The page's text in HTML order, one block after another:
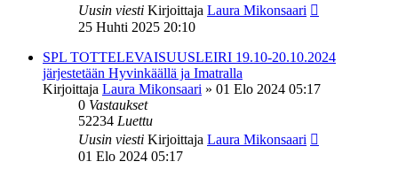
Uusin viesti Kirjoittaja Laura Mikonsaari
25 Huhti 2025 20:10
SPL TOTTELEVAISUUSLEIRI 19.10-20.10.2024
järjestetään Hyvinkäällä ja Imatralla
Kirjoittaja Laura Mikonsaari » 01 Elo 2024 05:17
0 Vastaukset
52234 Luettu
Uusin viesti Kirjoittaja Laura Mikonsaari
01 Elo 2024 05:17